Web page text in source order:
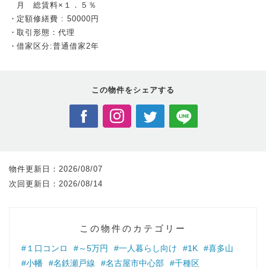
月 総賃料×１．５％
定額修繕費 : 50000円
取引形態：代理
借家区分:普通借家2年
この物件をシェアする
物件更新日： 2026/08/07
次回更新日： 2026/08/14
この物件のカテゴリー
#１口コンロ #～5万円 #一人暮らし向け #1K
#喜多山
#小幡
#名鉄瀬戸線 #名古屋市中心部 #千種区